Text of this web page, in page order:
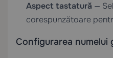
Aspect tastatură —
corespunzătoare
Configurarea numelui